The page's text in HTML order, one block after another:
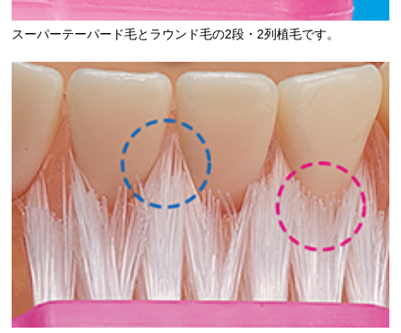
スーパーテーパード毛とラウンド毛の2段・2列植毛です。